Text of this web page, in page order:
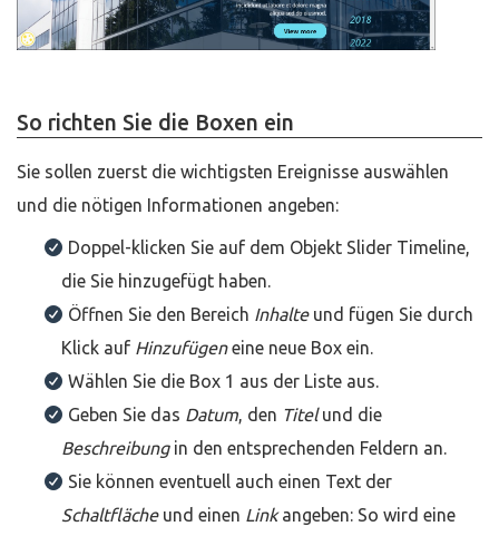
So richten Sie die Boxen ein
Sie sollen zuerst die wichtigsten Ereignisse auswählen
und die nötigen Informationen angeben:
Doppel-klicken Sie auf dem Objekt Slider Timeline,
die Sie hinzugefügt haben.
Öffnen Sie den Bereich Inhalteund fügen Sie durch
Klick auf Hinzufügeneine neue Box ein.
Wählen Sie die Box 1 aus der Liste aus.
Geben Sie das Datum, den Titelund die
Beschreibungin den entsprechenden Feldern an.
Sie können eventuell auch einen Text der
Schaltflächeund einen Linkangeben: So wird eine